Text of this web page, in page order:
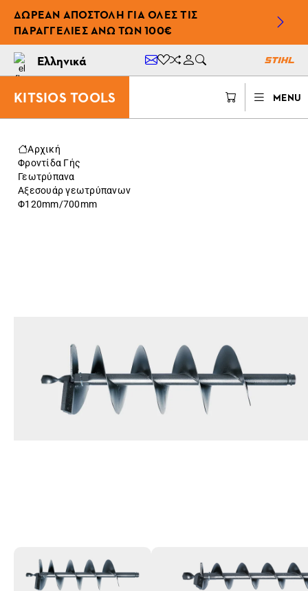
ΔΩΡΕΆΝ ΑΠΟΣΤΟΛΉ ΓΙΑ ΌΛΕΣ ΤΙΣ
ΠΑΡΑΓΓΕΛΊΕΣ ΆΝΩ ΤΩΝ 100€
Ελληνικά
KITSIOS TOOLS MENU
Αρχική
Φροντίδα Γής
Γεωτρύπανα
Αξεσουάρ γεωτρύπανων
Φ120mm/700mm